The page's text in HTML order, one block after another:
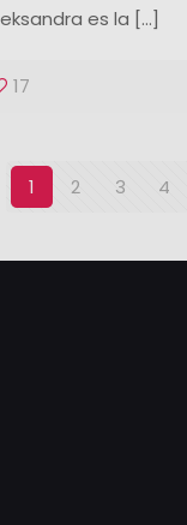
es la […]
17
1 2 3 4